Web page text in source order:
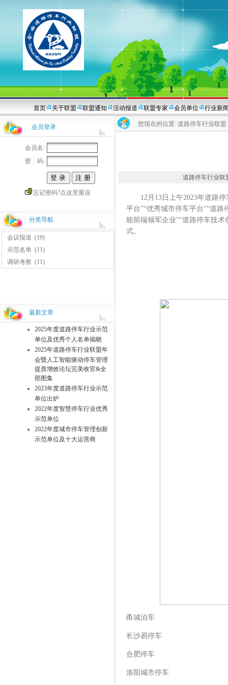
首页 关于联盟 联盟通知 活动报道 联盟专家 会员单位 行业新
会员登录
会员名:
密 码:
忘记密码?点这里重设
分类导航
会议报道 (19)
示范名单 (11)
调研考察 (11)
最新文章
2025年度道路停车行业示范
单位及优秀个人名单揭晓
2025年道路停车行业联盟年
会暨人工智能驱动停车管理
提质增效论坛完美收官&全
部图集
2023年度道路停车行业示范
单位出炉
2022年度智慧停车行业优秀
示范单位
2022年度城市停车管理创新
示范单位及十大运营商
您现在的位置: 道路停车行业联盟
道路停车行业联
12月13日上午2023年道路停
平台”“优秀城市停车平台”“道
能前端领军企业”“道路停车技
式。
甬城泊车
长沙易停车
合肥停车
洛阳城市停车